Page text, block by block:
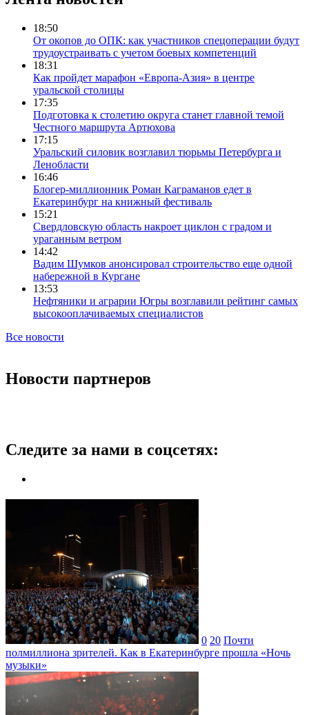
18:50
От окопов до ОПК: как участников спецоперации будут
трудоустраивать с учетом боевых компетенций
18:31
Как пройдет марафон «Европа-Азия» в центре
уральской столицы
17:35
Подготовка к столетию округа станет главной темой
Честного маршрута Артюхова
17:15
Уральский силовик возглавил тюрьмы Петербурга и
Ленобласти
16:46
Блогер-миллионник Роман Каграманов едет в
Екатеринбург на книжный фестиваль
15:21
Свердловскую область накроет циклон с градом и
ураганным ветром
14:42
Вадим Шумков анонсировал строительство еще одной
набережной в Кургане
13:53
Нефтяники и аграрии Югры возглавили рейтинг самых
высокооплачиваемых специалистов
Все новости
Новости партнеров
Следите за нами в соцсетях:
0 20 Почти
полмиллиона зрителей. Как в Екатеринбурге прошла «Ночь
музыки»